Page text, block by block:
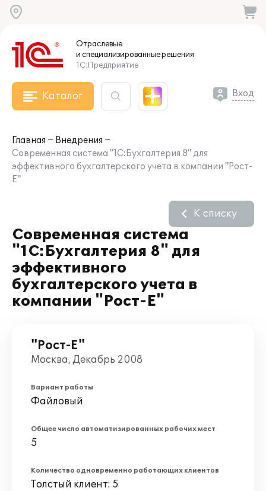
Отраслевые
и специализированныерешения
1С:Предприятие
Каталог Вход
Главная
Внедрения
Современная система "1С:Бухгалтерия 8" для
эффективного бухгалтерского учета в компании "Рост-
Е"
Современная система
"1С:Бухгалтерия 8" для
эффективного
бухгалтерского учета в
компании "Рост-Е"
К списку
"Рост-Е"
Москва, Декабрь 2008
Вариант работы
Файловый
Общее число автоматизированных рабочих мест
5
Количество одновременно работающих клиентов
Толстый клиент: 5